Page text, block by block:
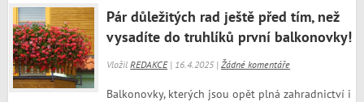
Pár důležitých rad ještě před tím, než
vysadíte do truhlíků první balkonovky!
VložilREDAKCE| 16.4.2025 |Žádné komentáře
Balkonovky, kterých jsou opět plná zahradnictví i